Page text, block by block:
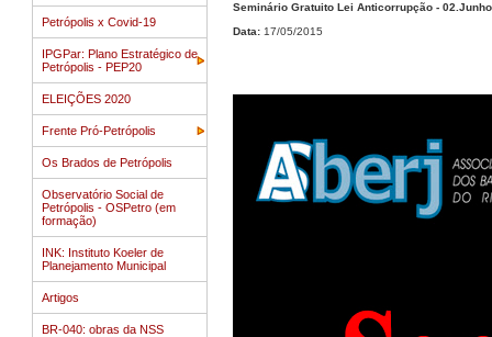
Petrópolis x Covid-19
IPGPar: Plano Estratégico de
Petrópolis - PEP20
ELEIÇÕES 2020
Frente Pró-Petrópolis
Os Brados de Petrópolis
Observatório Social de
Petrópolis - OSPetro (em
formação)
INK: Instituto Koeler de
Planejamento Municipal
Artigos
BR-040: obras da NSS
Seminário Gratuito Lei Anticorrupção -
Data: 17/05/2015